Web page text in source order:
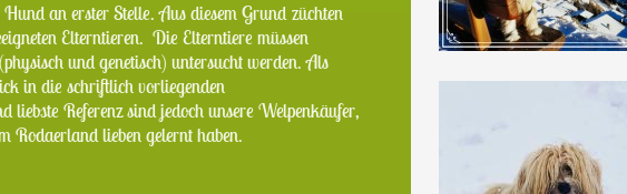
an erster Stelle. Aus diesem Grund züchten
Elterntieren. Die Elterntiere müssen
und genetisch) untersucht werden. Als
in die schriftlich vorliegenden
liebste Referenz sind jedoch unsere Welpenkäufer,
Rodaerland lieben gelernt haben.